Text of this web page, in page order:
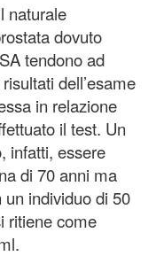
naturale
dovuto
tendono ad
dell’esame
in relazione
il test. Un
infatti, essere
di 70 anni ma
individuo di 50
ritiene come